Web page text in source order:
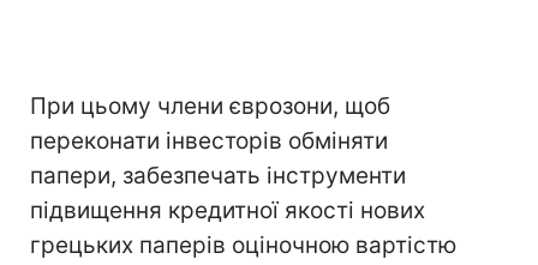
При цьому члени єврозони, щоб
переконати інвесторів обміняти
папери, забезпечать інструменти
підвищення кредитної якості нових
грецьких паперів оціночною вартістю